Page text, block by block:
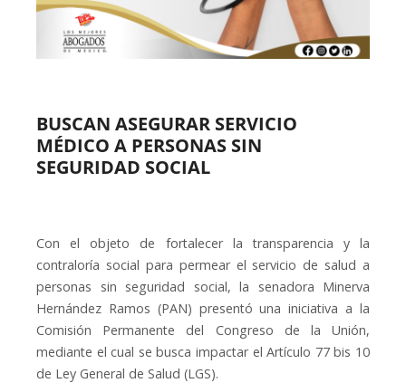
BUSCAN ASEGURAR SERVICIO
MÉDICO A PERSONAS SIN
SEGURIDAD SOCIAL
Con el objeto de fortalecer la transparencia y la
contraloría social para permear el servicio de salud a
personas sin seguridad social, la senadora Minerva
Hernández Ramos (PAN) presentó una iniciativa a la
Comisión Permanente del Congreso de la Unión,
mediante el cual se busca impactar el Artículo 77 bis 10
de Ley General de Salud (LGS).